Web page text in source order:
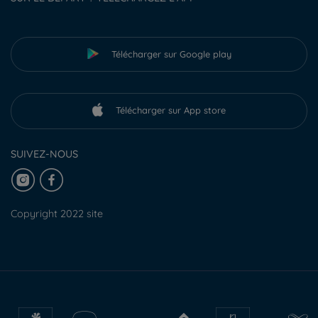
Télécharger sur Google play
Télécharger sur App store
SUIVEZ-NOUS
Copyright 2022 site